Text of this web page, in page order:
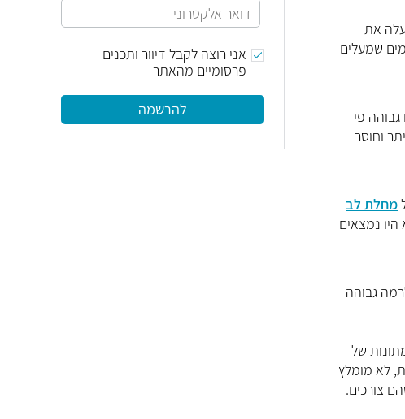
את
על התפתחות של סוכרת מטיפוס 2 – אותם הגורמים שמעלים
פי
וחוסר
מחלת לב
נמצאים
גבוהה
של
לא מומלץ
צורכים.
אני רוצה לקבל דיוור ותכנים
פרסומיים מהאתר
להרשמה